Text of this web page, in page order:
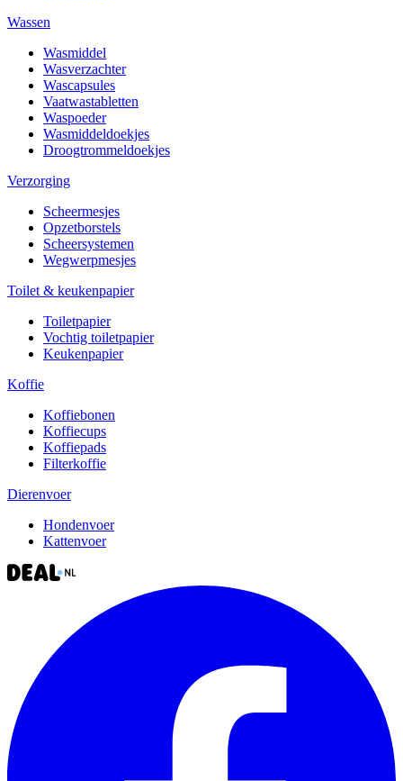
Wassen
Wasmiddel
Wasverzachter
Wascapsules
Vaatwastabletten
Waspoeder
Wasmiddeldoekjes
Droogtrommeldoekjes
Verzorging
Scheermesjes
Opzetborstels
Scheersystemen
Wegwerpmesjes
Toilet & keukenpapier
Toiletpapier
Vochtig toiletpapier
Keukenpapier
Koffie
Koffiebonen
Koffiecups
Koffiepads
Filterkoffie
Dierenvoer
Hondenvoer
Kattenvoer